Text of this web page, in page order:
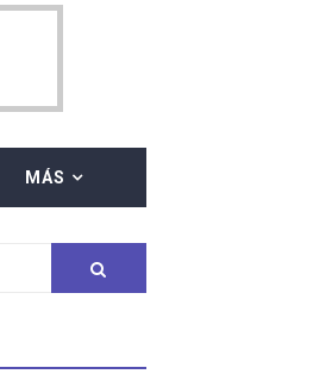
5ª en 10km
MÁS